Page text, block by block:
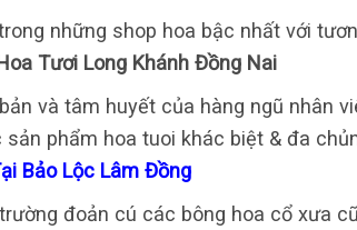
những shop hoa bậc nhất với
Tươi Long Khánh Đồng Nai
và tâm huyết của hàng ngũ nhân
phẩm hoa tuoi khác biệt & đa
Bảo Lộc Lâm Đồng
đoản cú các bông hoa cổ xưa